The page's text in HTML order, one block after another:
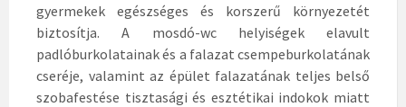
gyermekek egészséges és korszerű környezetét
biztosítja. A mosdó-wc helyiségek elavult
padlóburkolatainak és a falazat csempeburkolatának
cseréje, valamint az épület falazatának teljes belső
szobafestése tisztasági és esztétikai indokok miatt